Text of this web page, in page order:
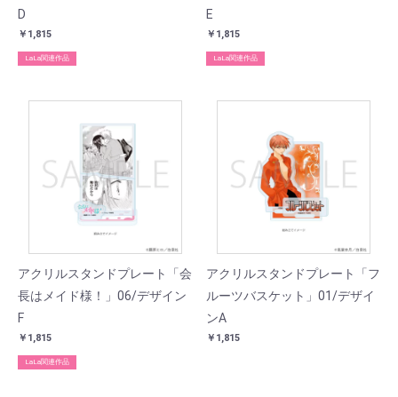
D
￥1,815
LaLa関連作品
E
￥1,815
LaLa関連作品
アクリルスタンドプレート「会
長はメイド様！」06/デザイン
F
￥1,815
LaLa関連作品
アクリルスタンドプレート「フ
ルーツバスケット」01/デザイ
ンA
￥1,815